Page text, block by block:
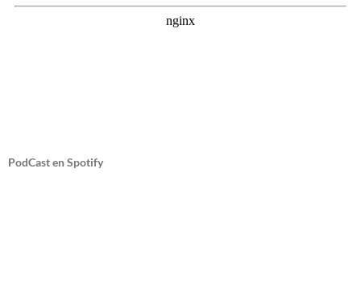
PodCast en Spotify